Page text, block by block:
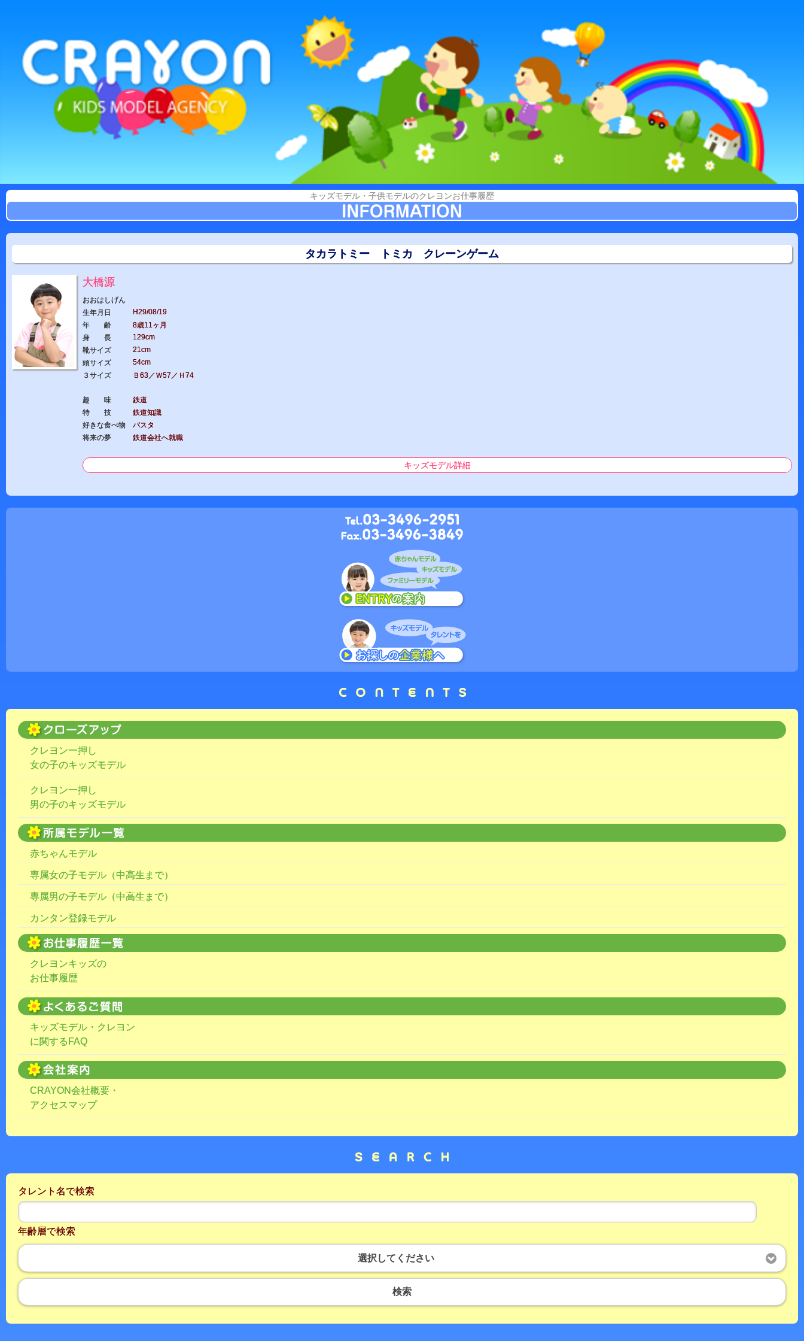
キッズモデル・子供モデルのクレヨンお仕事履歴
タカラトミー トミカ クレーンゲーム
大橋源
おおはしげん
生年月日
H29/08/19
年 齢
8歳11ヶ月
身 長
129cm
靴サイズ
21cm
頭サイズ
54cm
３サイズ
Ｂ63／Ｗ57／Ｈ74
趣 味
鉄道
特 技
鉄道知識
好きな食べ物
パスタ
将来の夢
鉄道会社へ就職
キッズモデル詳細
クレヨン一押し
女の子のキッズモデル
クレヨン一押し
男の子のキッズモデル
赤ちゃんモデル
専属女の子モデル（中高生まで）
専属男の子モデル（中高生まで）
カンタン登録モデル
クレヨンキッズの
お仕事履歴
キッズモデル・クレヨン
に関するFAQ
CRAYON会社概要・
アクセスマップ
タレント名で検索
年齢層で検索
選択してください
検索